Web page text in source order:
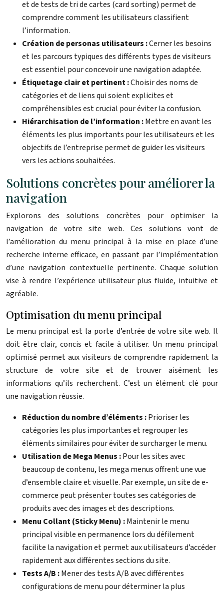
et de tests de tri de cartes (card sorting) permet de
comprendre comment les utilisateurs classifient
l’information.
Création de personas utilisateurs :Cerner les besoins
et les parcours typiques des différents types de visiteurs
est essentiel pour concevoir une navigation adaptée.
Étiquetage clair et pertinent :Choisir des noms de
catégories et de liens qui soient explicites et
compréhensibles est crucial pour éviter la confusion.
Hiérarchisation de l’information :Mettre en avant les
éléments les plus importants pour les utilisateurs et les
objectifs de l’entreprise permet de guider les visiteurs
vers les actions souhaitées.
Solutions concrètes pour améliorer la
navigation
Explorons des solutions concrètes pour optimiser la
navigation de votre site web. Ces solutions vont de
l’amélioration du menu principal à la mise en place d’une
recherche interne efficace, en passant par l’implémentation
d’une navigation contextuelle pertinente. Chaque solution
vise à rendre l’expérience utilisateur plus fluide, intuitive et
agréable.
Optimisation du menu principal
Le menu principal est la porte d’entrée de votre site web. Il
doit être clair, concis et facile à utiliser. Un menu principal
optimisé permet aux visiteurs de comprendre rapidement la
structure de votre site et de trouver aisément les
informations qu’ils recherchent. C’est un élément clé pour
une navigation réussie.
Réduction du nombre d’éléments :Prioriser les
catégories les plus importantes et regrouper les
éléments similaires pour éviter de surcharger le menu.
Utilisation de Mega Menus :Pour les sites avec
beaucoup de contenu, les mega menus offrent une vue
d’ensemble claire et visuelle. Par exemple, un site de e-
commerce peut présenter toutes ses catégories de
produits avec des images et des descriptions.
Menu Collant (Sticky Menu) :Maintenir le menu
principal visible en permanence lors du défilement
facilite la navigation et permet aux utilisateurs d’accéder
rapidement aux différentes sections du site.
Tests A/B :Mener des tests A/B avec différentes
configurations de menu pour déterminer la plus